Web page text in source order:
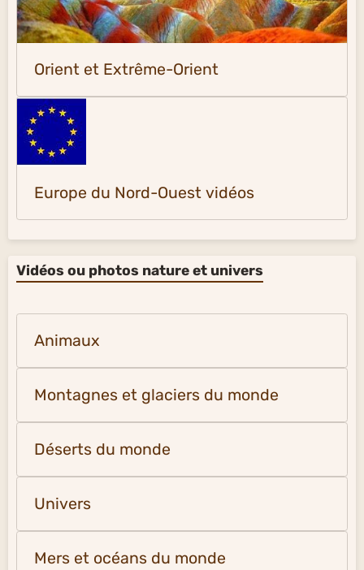
Orient et Extrême-Orient
Europe du Nord-Ouest vidéos
Vidéos ou photos nature et univers
Animaux
Montagnes et glaciers du monde
Déserts du monde
Univers
Mers et océans du monde